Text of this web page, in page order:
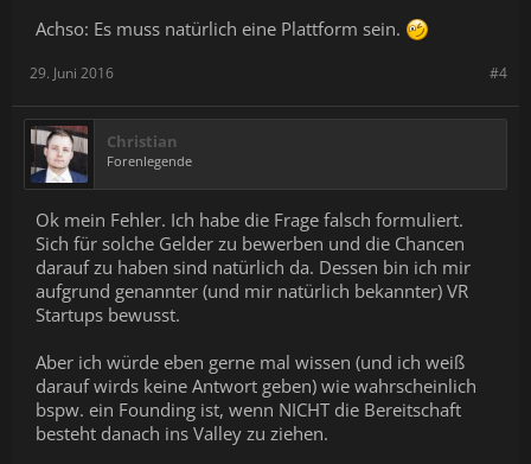
Achso: Es muss natürlich eine Plattform sein.
#4
29. Juni 2016
Christian
Forenlegende
Ok mein Fehler. Ich habe die Frage falsch formuliert.
Sich für solche Gelder zu bewerben und die Chancen
darauf zu haben sind natürlich da. Dessen bin ich mir
aufgrund genannter (und mir natürlich bekannter) VR
Startups bewusst.
Aber ich würde eben gerne mal wissen (und ich weiß
darauf wirds keine Antwort geben) wie wahrscheinlich
bspw. ein Founding ist, wenn NICHT die Bereitschaft
besteht danach ins Valley zu ziehen.